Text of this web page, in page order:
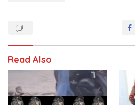
Read Also